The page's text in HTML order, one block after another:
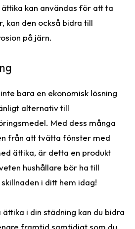
kan användas för att ta
kan den också bidra till
på järn.
bara en ekonomisk lösning
alternativ till
Med dess många
från att tvätta fönster med
ättika, är detta en produkt
hushållare bör ha till
i ditt hem idag!
i din städning kan du bidra
framtid samtidigt som du